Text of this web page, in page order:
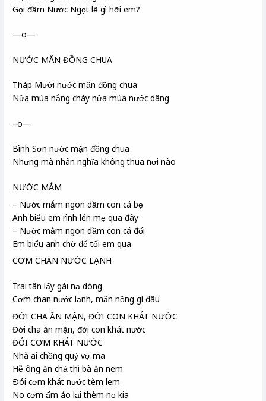
Gọi đầm Nước Ngọt lẽ gì hỡi em?
—o—
NƯỚC MẶN ĐỒNG CHUA
Tháp Mười nước mặn đồng chua
Nửa mùa nắng cháy nửa mùa nước dâng
–o—
Bình Sơn nước mặn đồng chua
Nhưng mà nhân nghĩa không thua nơi nào
NƯỚC MẮM
– Nước mắm ngon dầm con cá bẹ
Anh biểu em rình lén mẹ qua đây
– Nước mắm ngon dầm con cá đối
Em biểu anh chờ để tối em qua
CƠM CHAN NƯỚC LẠNH
Trai tân lấy gái nạ dòng
Cơm chan nước lạnh, mặn nồng gì đâu
ĐỜI CHA ĂN MẶN, ĐỜI CON KHÁT NƯỚC
Đời cha ăn mặn, đời con khát nước
ĐÓI CƠM KHÁT NƯỚC
Nhà ai chồng quỷ vợ ma
Hễ ông ăn chả thì bà ăn nem
Ðói cơm khát nước tèm lem
No cơm ấm áo lại thèm nọ kia